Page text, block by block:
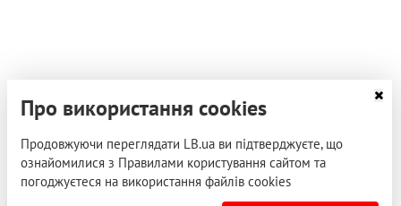
Про використання cookies
Продовжуючи переглядати LB.ua ви підтверджуєте, що
ознайомилися з Правилами користування сайтом та
погоджуєтеся на використання файлів cookies